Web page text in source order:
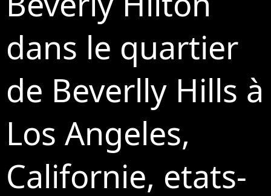
dans le quartier
de Beverlly Hills à
Los Angeles,
Californie, etats-